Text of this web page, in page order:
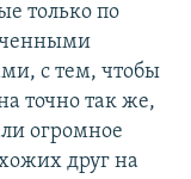
только по
с тем, чтобы
точно так же,
огромное
друг на